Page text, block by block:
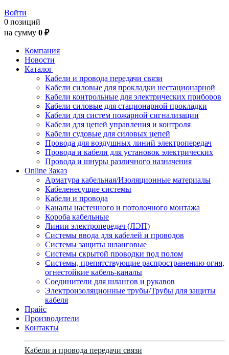
Войти
0 позиций
на сумму 0 ₽
Компания
Новости
Каталог
Кабели и провода передачи связи
Кабели силовые для прокладки нестационарной
Кабели контрольные для электрических приборов
Кабели силовые для стационарной прокладки
Кабели для систем пожарной сигнализации
Кабели для цепей управления и контроля
Кабели судовые для силовых цепей
Провода для воздушных линий электропередач
Провода и кабели для установок электрических
Провода и шнуры различного назначения
Online Заказ
Арматура кабельная/Изоляционные материалы
Кабеленесущие системы
Кабели и провода
Каналы настенного и потолочного монтажа
Короба кабельные
Линии электропередач (ЛЭП)
Системы ввода для кабелей и проводов
Системы защиты шланговые
Системы скрытой проводки под полом
Системы, препятствующие распространению огня,
огнестойкие кабель-каналы
Соединители для шлангов и рукавов
Электроизоляционные трубы/Трубы для защиты
кабеля
Прайс
Производители
Контакты
Кабели и провода передачи связи